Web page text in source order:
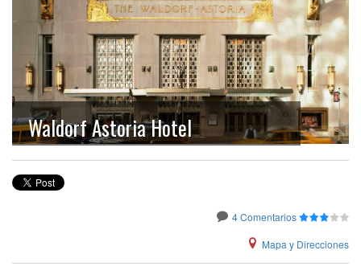
Waldorf Astoria Hotel
4 Comentarios
Mapa y Direcciones